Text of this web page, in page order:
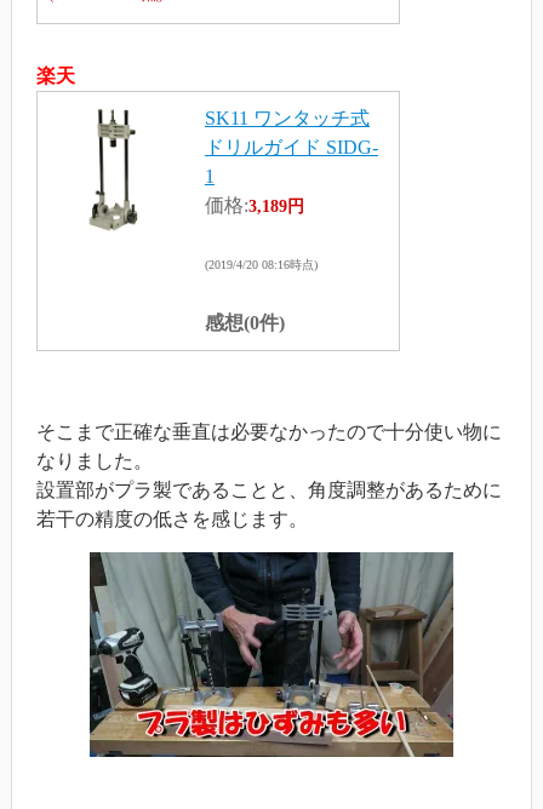
楽天
SK11 ワンタッチ式
ドリルガイド SIDG-
1
価格:3,189円
(2019/4/20 08:16時点)
感想(0件)
そこまで正確な垂直は必要なかったので十分使い物に
なりました。
設置部がプラ製であることと、角度調整があるために
若干の精度の低さを感じます。